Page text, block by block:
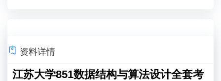
资料详情
江苏大学851数据结构与算法设计全套考